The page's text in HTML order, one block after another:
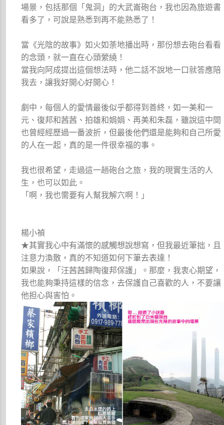
場景，包括那個「鬼洞」的大武崙砲台，我也因為旅遊書
看多了，可說是熟悉到再不能熟悉了！
當《光陰的故事》如火如荼地播出時，那份想去砲台看看
的念頭，就一直在心頭縈繞！
當我向阿成提出這個想法時，他二話不說地一口就答應陪
我去，讓我好開心好開心！
劇中，每個人的愛情最後似乎都得到善終，如一美和一
元、復邦和茜茜、拍雄和娟娟、再美和朱磊，雖說這中間
也曾經經歷過一番波折，但最後他們還是能夠和自己所愛
的人在一起，真的是一件很幸福的事。
我也很希望，走過這一趟砲台之旅，我的現實生活的人
生，也可以如此。
「啊，我也需要有人幫我解穴啊！」
楊小禎
★其實我心中有滿懷的感觸想說想寫，但我最近筆拙，且
注意力渙散，真的不知道如何下筆去表達！
如果說，「汪茜茜歸陶復邦保護」。那麼，我衷心期望，
我也能夠秉持這樣的信念，去保護自己喜歡的人，不要讓
他担心與害怕。